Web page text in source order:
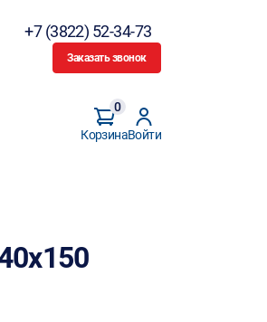
+7 (3822) 52-34-73
Заказать звонок
Корзина
0
Войти